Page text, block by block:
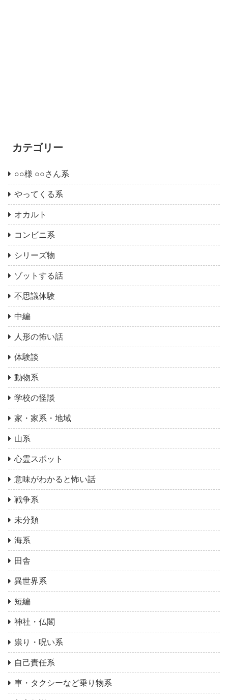
カテゴリー
○○様 ○○さん系
やってくる系
オカルト
コンビニ系
シリーズ物
ゾットする話
不思議体験
中編
人形の怖い話
体験談
動物系
学校の怪談
家・家系・地域
山系
心霊スポット
意味がわかると怖い話
戦争系
未分類
海系
田舎
異世界系
短編
神社・仏閣
祟り・呪い系
自己責任系
車・タクシーなど乗り物系